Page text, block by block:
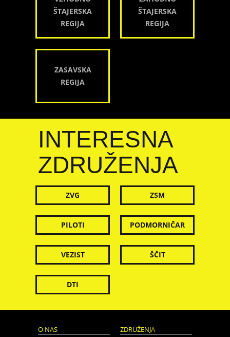
ŠTAJERSKA
REGIJA
ŠTAJERSKA
REGIJA
ZASAVSKA
REGIJA
INTERESNA
ZDRUŽENJA
ZVG ZSM
PILOTI PODMORNIČAR
VEZIST ŠČIT
DTI
O NAS ZDRUŽENJA